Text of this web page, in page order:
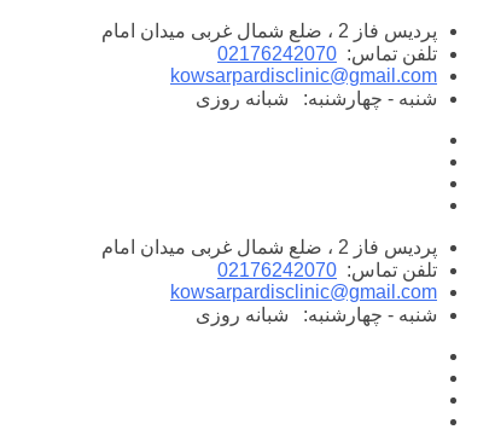
پرش
محتوا
پردیس فاز 2 ، ضلع شمال غربی میدان امام
تلفن تماس: 02176242070
kowsarpardisclinic@gmail.com
شنبه - چهارشنبه:
شبانه روزی
پردیس فاز 2 ، ضلع شمال غربی میدان امام
تلفن تماس: 02176242070
kowsarpardisclinic@gmail.com
شنبه - چهارشنبه:
شبانه روزی